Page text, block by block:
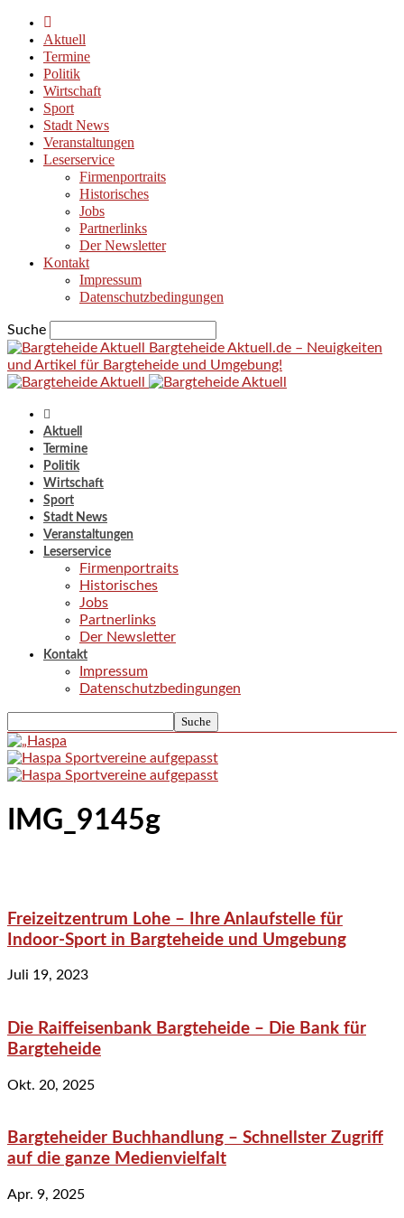
Aktuell
Termine
Politik
Wirtschaft
Sport
Stadt News
Veranstaltungen
Leserservice
Firmenportraits
Historisches
Jobs
Partnerlinks
Der Newsletter
Kontakt
Impressum
Datenschutzbedingungen
Suche
Bargteheide Aktuell.de – Neuigkeiten
und Artikel für Bargteheide und Umgebung!
Aktuell
Termine
Politik
Wirtschaft
Sport
Stadt News
Veranstaltungen
Leserservice
Firmenportraits
Historisches
Jobs
Partnerlinks
Der Newsletter
Kontakt
Impressum
Datenschutzbedingungen
IMG_9145g
Freizeitzentrum Lohe – Ihre Anlaufstelle für
Indoor-Sport in Bargteheide und Umgebung
Juli 19, 2023
Die Raiffeisenbank Bargteheide – Die Bank für
Bargteheide
Okt. 20, 2025
Bargteheider Buchhandlung – Schnellster Zugriff
auf die ganze Medienvielfalt
Apr. 9, 2025